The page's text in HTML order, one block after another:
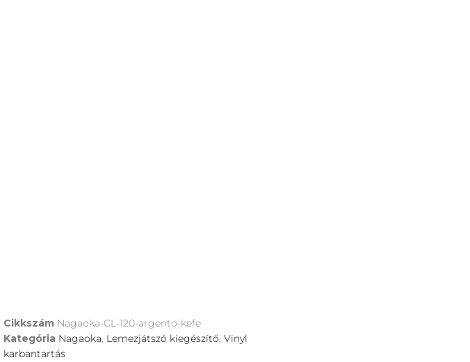
Cikkszám Nagaoka-CL-120-argento-kefe
Kategória Nagaoka, Lemezjátszó kiegészítő,Vinyl
karbantartás